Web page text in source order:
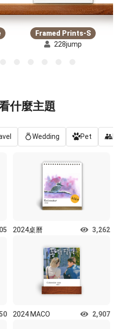
Framed Prints-S
228jump
什麼主題
Wedding Pet
2024桌曆 3,262
2024 MACO 2,907